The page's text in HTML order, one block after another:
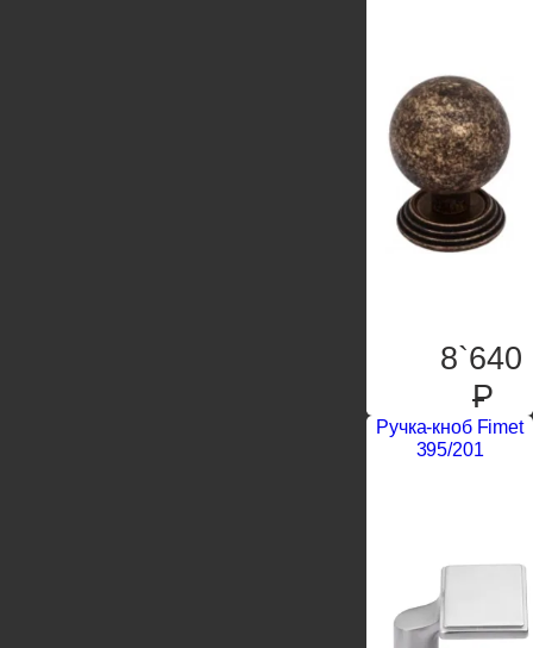
8`640
P
Ручка-кноб Fimet
395/201